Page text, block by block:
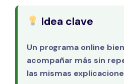
Idea clave
Un programa online
acompañar más sin
las mismas